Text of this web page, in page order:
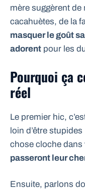
mère suggèrent de
cacahuètes, de la
masquer le goût
adorent pour les
Pourquoi ça
réel
Le premier hic,
loin d’être
chose cloche dans
passeront leur
Ensuite, parlons